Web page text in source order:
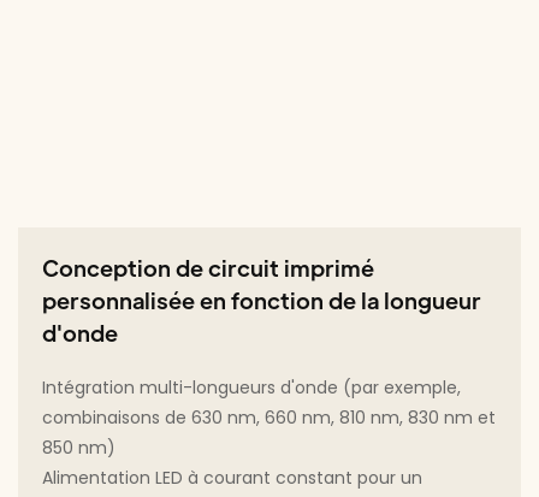
Conception de circuit imprimé
personnalisée en fonction de la longueur
d'onde
Intégration multi-longueurs d'onde (par exemple,
combinaisons de 630 nm, 660 nm, 810 nm, 830 nm et
850 nm)
Alimentation LED à courant constant pour un